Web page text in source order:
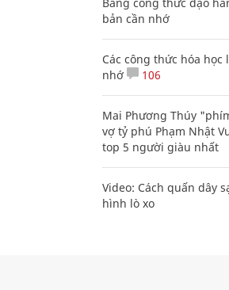
bản cần nhớ
Các công thức hóa học
nhớ
106
Mai Phương Thúy
vợ tỷ phú Phạm Nhật
top 5 người giàu nhất
Video: Cách quấn dây
hình lò xo